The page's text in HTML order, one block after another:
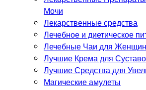
Мочи
Лекарственные средства
Лечебное и диетическое
Лечебные Чаи для Женщин
Лучшие Крема для
Лучшие Средства для
Магические амулеты